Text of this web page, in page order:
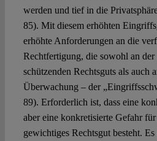
werden und tief in die
85). Mit diesem erhöhten
erhöhte Anforderungen an die
Rechtfertigung, die sowohl an der
schützenden Rechtsguts als auch
Überwachung – der
89). Erforderlich ist, dass eine
aber eine konkretisierte Gefahr
gewichtiges Rechtsgut besteht.